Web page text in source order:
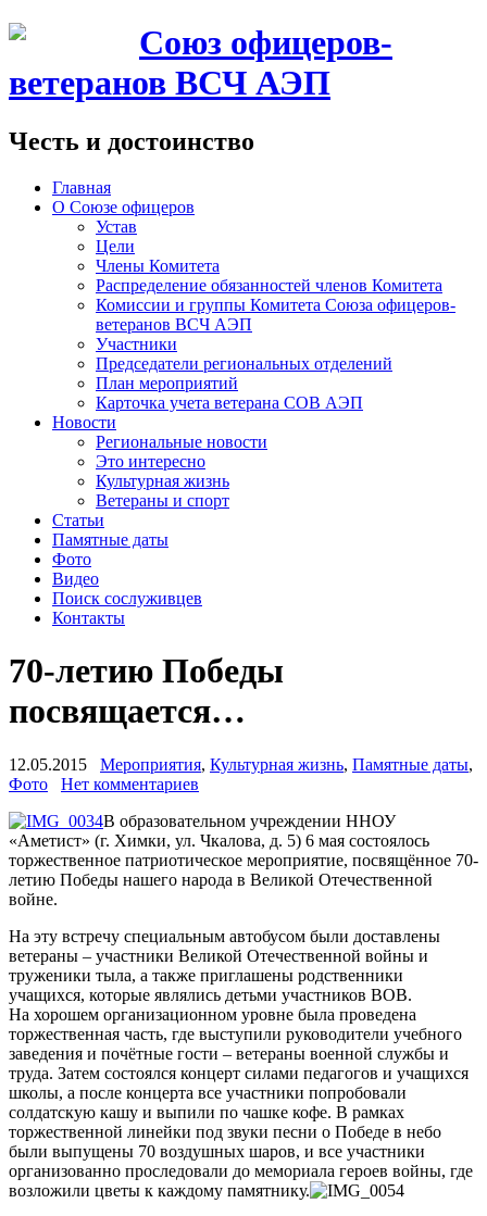
Союз офицеров-
ветеранов ВСЧ АЭП
Честь и достоинство
Главная
О Союзе офицеров
Устав
Цели
Члены Комитета
Распределение обязанностей членов Комитета
Комиссии и группы Комитета Союза офицеров-
ветеранов ВСЧ АЭП
Участники
Председатели региональных отделений
План мероприятий
Карточка учета ветерана CОВ АЭП
Новости
Региональные новости
Это интересно
Культурная жизнь
Ветераны и спорт
Статьи
Памятные даты
Фото
Видео
Поиск сослуживцев
Контакты
70-летию Победы
посвящается…
12.05.2015 Мероприятия, Культурная жизнь, Памятные даты,
Фото
Нет комментариев
В образовательном учреждении ННОУ
«Аметист» (г. Химки, ул. Чкалова, д. 5) 6 мая состоялось
торжественное патриотическое мероприятие, посвящённое 70-
летию Победы нашего народа в Великой Отечественной
войне.
На эту встречу специальным автобусом были доставлены
ветераны – участники Великой Отечественной войны и
труженики тыла, а также приглашены родственники
учащихся, которые являлись детьми участников ВОВ.
На хорошем организационном уровне была проведена
торжественная часть, где выступили руководители учебного
заведения и почётные гости – ветераны военной службы и
труда. Затем состоялся концерт силами педагогов и учащихся
школы, а после концерта все участники попробовали
солдатскую кашу и выпили по чашке кофе. В рамках
торжественной линейки под звуки песни о Победе в небо
были выпущены 70 воздушных шаров, и все участники
организованно проследовали до мемориала героев войны, где
возложили цветы к каждому памятнику.